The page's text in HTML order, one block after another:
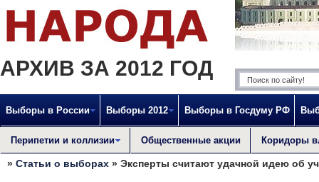
АРХИВ ЗА 2012 ГОД
Выборы в России Выборы 2012 Выборы в Госдуму РФ
Перипетии и коллизии Общественные акции Коридоры
» Статьи о выборах » Эксперты считают удачной идею об